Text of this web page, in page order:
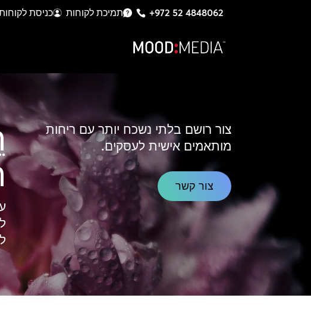
+972 52 4848062 תמיכת לקוחות כניסת
צור רושם בלתי נשכח יותר עם ריחות
מותאמים אישית לעסקים.
צור קשר